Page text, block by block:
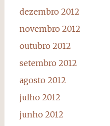
dezembro 2012
novembro 2012
outubro 2012
setembro 2012
agosto 2012
julho 2012
junho 2012